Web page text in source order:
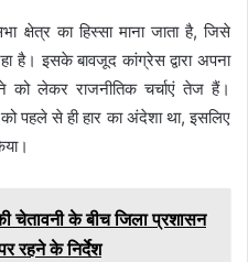
क्षेत्र का हिस्सा माना जाता है, जिसे
है। इसके बावजूद कांग्रेस द्वारा अपना
को लेकर राजनीतिक चर्चाएं तेज हैं।
पहले से ही हार का अंदेशा था, इसलिए
चेतावनी के बीच जिला प्रशासन
रहने के निर्देश